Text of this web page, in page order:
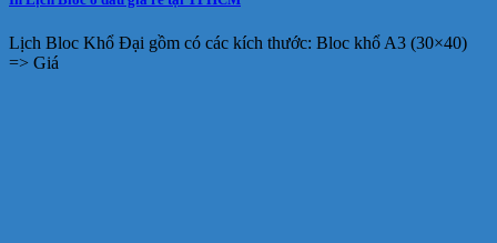
Lịch Bloc Khổ Đại gồm có các kích thước: Bloc khổ A3 (30×40)
=> Giá